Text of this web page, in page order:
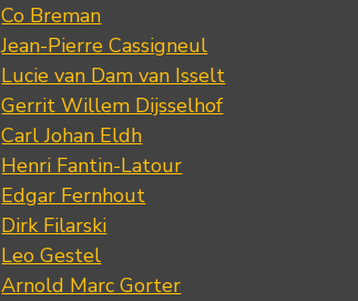
Co Breman
Jean-Pierre Cassigneul
Lucie van Dam van Isselt
Gerrit Willem Dijsselhof
Carl Johan Eldh
Henri Fantin-Latour
Edgar Fernhout
Dirk Filarski
Leo Gestel
Arnold Marc Gorter